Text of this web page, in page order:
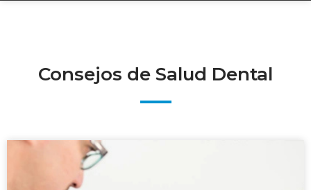
Consejos de Salud Dental